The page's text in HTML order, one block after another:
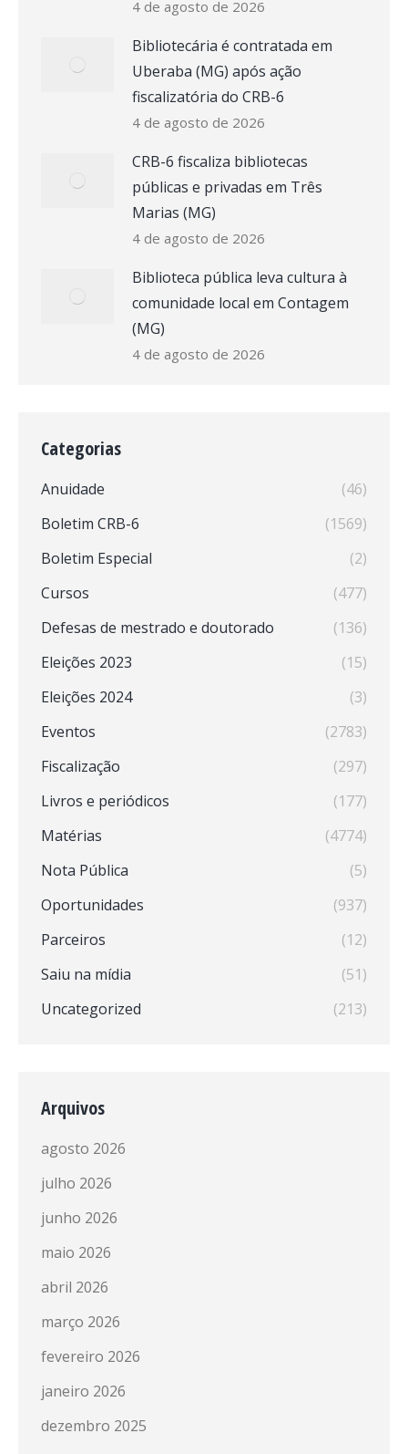
4 de agosto de 2026
Bibliotecária é contratada em
Uberaba (MG) após ação
fiscalizatória do CRB-6
4 de agosto de 2026
CRB-6 fiscaliza bibliotecas
públicas e privadas em Três
Marias (MG)
4 de agosto de 2026
Biblioteca pública leva cultura à
comunidade local em Contagem
(MG)
4 de agosto de 2026
Categorias
Anuidade
(46)
Boletim CRB-6
(1569)
Boletim Especial
(2)
Cursos
(477)
Defesas de mestrado e doutorado
(136)
Eleições 2023
(15)
Eleições 2024
(3)
Eventos
(2783)
Fiscalização
(297)
Livros e periódicos
(177)
Matérias
(4774)
Nota Pública
(5)
Oportunidades
(937)
Parceiros
(12)
Saiu na mídia
(51)
Uncategorized
(213)
Arquivos
agosto 2026
julho 2026
junho 2026
maio 2026
abril 2026
março 2026
fevereiro 2026
janeiro 2026
dezembro 2025